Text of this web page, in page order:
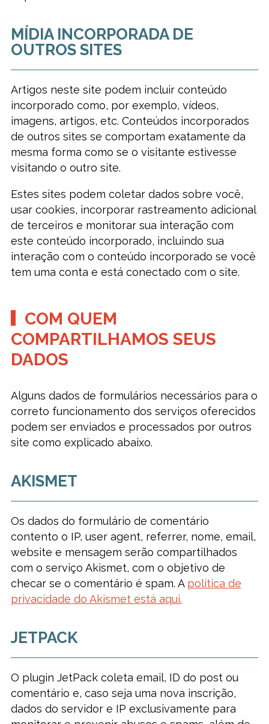
MÍDIA INCORPORADA DE
OUTROS SITES
Artigos neste site podem incluir conteúdo
incorporado como, por exemplo, vídeos,
imagens, artigos, etc. Conteúdos incorporados
de outros sites se comportam exatamente da
mesma forma como se o visitante estivesse
visitando o outro site.
Estes sites podem coletar dados sobre você,
usar cookies, incorporar rastreamento adicional
de terceiros e monitorar sua interação com
este conteúdo incorporado, incluindo sua
interação com o conteúdo incorporado se você
tem uma conta e está conectado com o site.
COM QUEM
COMPARTILHAMOS SEUS
DADOS
Alguns dados de formulários necessários para o
correto funcionamento dos serviços oferecidos
podem ser enviados e processados por outros
site como explicado abaixo.
AKISMET
Os dados do formulário de comentário
contento o IP, user agent, referrer, nome, email,
website e mensagem serão compartilhados
com o serviço Akismet, com o objetivo de
checar se o comentário é spam. A política de
privacidade do Akismet está aqui.
JETPACK
O plugin JetPack coleta email, ID do post ou
comentário e, caso seja uma nova inscrição,
dados do servidor e IP exclusivamente para